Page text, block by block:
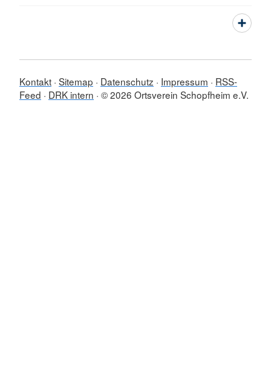
Kontakt Sitemap Datenschutz Impressum
RSS-
Feed
DRK intern © 2026 Ortsverein Schopfheim e.V.